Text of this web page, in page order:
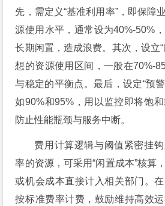
先，需定义“基准利用率”，即保障
源使用水平，通常设为40%-50%
长期闲置，造成浪费。其次，设立
想的资源使用区间，一般在70%-
与稳定的平衡点。最后，设定“预警
如90%和95%，用以监控即将饱和
防止性能瓶颈与服务中断。
费用计算逻辑与阈值紧密挂
率的资源，可采用“闲置成本”核算
或机会成本直接计入相关部门。在
按标准费率计费，鼓励维持高效